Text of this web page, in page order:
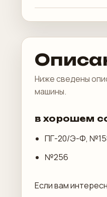
Ниже сведены
машины.
в хорошем
ПГ-20/Э-Ф,
№256
Если вам